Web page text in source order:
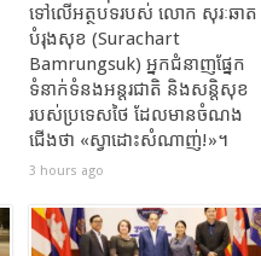
ទៅលើអត្ថបទរបស់ លោក សុរៈឆាត
បំរុងសុខ (Surachart
Bamrungsuk) អ្នកជំនាញផ្នែក
ទំនាក់ទំនងអន្តរជាតិ និងសន្តិសុខ
របស់ប្រទេសថៃ ដែលមានចំណង
ជើង​ថា «ស្វាដោះសំណាញ់!»។
3 hours ago